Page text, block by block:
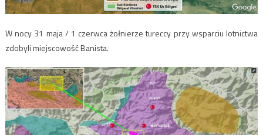
W nocy 31 maja / 1 czerwca żołnierze tureccy przy wsparciu lotnictwa
zdobyli miejscowość Banista.